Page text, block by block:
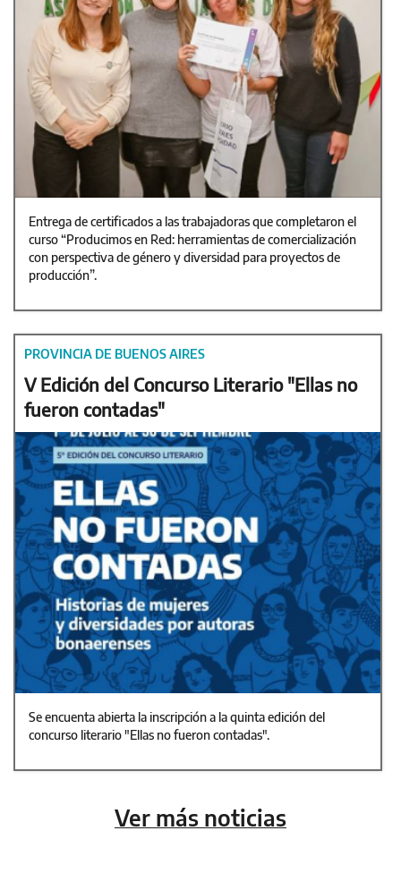
Entrega de certificados a las trabajadoras que completaron el
curso “Producimos en Red: herramientas de comercialización
con perspectiva de género y diversidad para proyectos de
producción”.
PROVINCIA DE BUENOS AIRES
V Edición del Concurso Literario "Ellas no
fueron contadas"
Se encuenta abierta la inscripción a la quinta edición del
concurso literario "Ellas no fueron contadas".
Ver más noticias